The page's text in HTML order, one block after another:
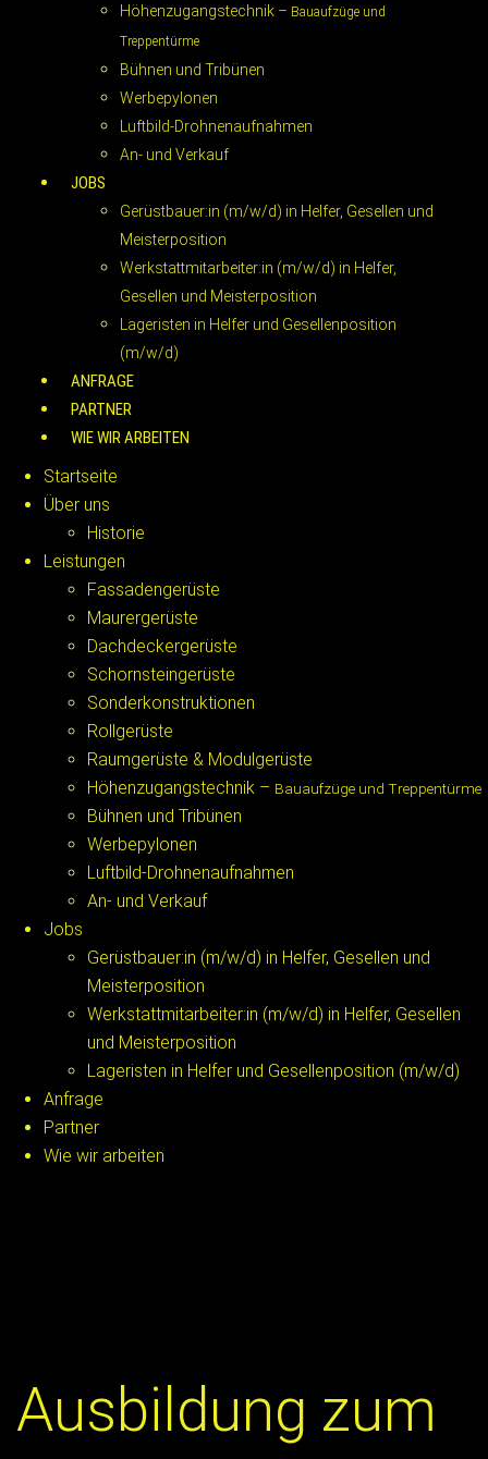
Höhenzugangstechnik – Bauaufzüge und
Treppentürme
Bühnen und Tribünen
Werbepylonen
Luftbild-Drohnenaufnahmen
An- und Verkauf
JOBS
Gerüstbauer:in (m/w/d) in Helfer, Gesellen und
Meisterposition
Werkstattmitarbeiter:in (m/w/d) in Helfer,
Gesellen und Meisterposition
Lageristen in Helfer und Gesellenposition
(m/w/d)
ANFRAGE
PARTNER
WIE WIR ARBEITEN
Startseite
Über uns
Historie
Leistungen
Fassadengerüste
Maurergerüste
Dachdeckergerüste
Schornsteingerüste
Sonderkonstruktionen
Rollgerüste
Raumgerüste & Modulgerüste
Höhenzugangstechnik – Bauaufzüge und Treppentürme
Bühnen und Tribünen
Werbepylonen
Luftbild-Drohnenaufnahmen
An- und Verkauf
Jobs
Gerüstbauer:in (m/w/d) in Helfer, Gesellen und
Meisterposition
Werkstattmitarbeiter:in (m/w/d) in Helfer, Gesellen
und Meisterposition
Lageristen in Helfer und Gesellenposition (m/w/d)
Anfrage
Partner
Wie wir arbeiten
Ausbildung zum